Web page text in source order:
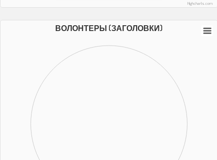
Highcharts.com
ВОЛОНТЕРЫ (ЗАГОЛОВКИ)